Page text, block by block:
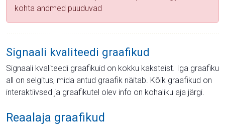
kohta andmed puuduvad
Signaali kvaliteedi graafikud
Signaali kvaliteedi graafikuid on kokku kaksteist. Iga graafiku
all on selgitus, mida antud graafik näitab. Kõik graafikud on
interaktiivsed ja graafikutel olev info on kohaliku aja järgi.
Reaalaja graafikud